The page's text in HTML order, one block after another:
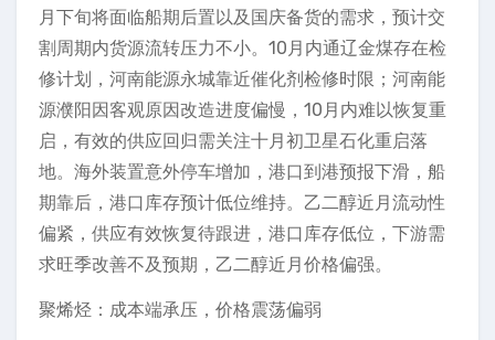
月下旬将面临船期后置以及国庆备货的需求，预计交
割周期内货源流转压力不小。10月内通辽金煤存在检
修计划，河南能源永城靠近催化剂检修时限；河南能
源濮阳因客观原因改造进度偏慢，10月内难以恢复重
启，有效的供应回归需关注十月初卫星石化重启落
地。海外装置意外停车增加，港口到港预报下滑，船
期靠后，港口库存预计低位维持。乙二醇近月流动性
偏紧，供应有效恢复待跟进，港口库存低位，下游需
求旺季改善不及预期，乙二醇近月价格偏强。
聚烯烃：成本端承压，价格震荡偏弱